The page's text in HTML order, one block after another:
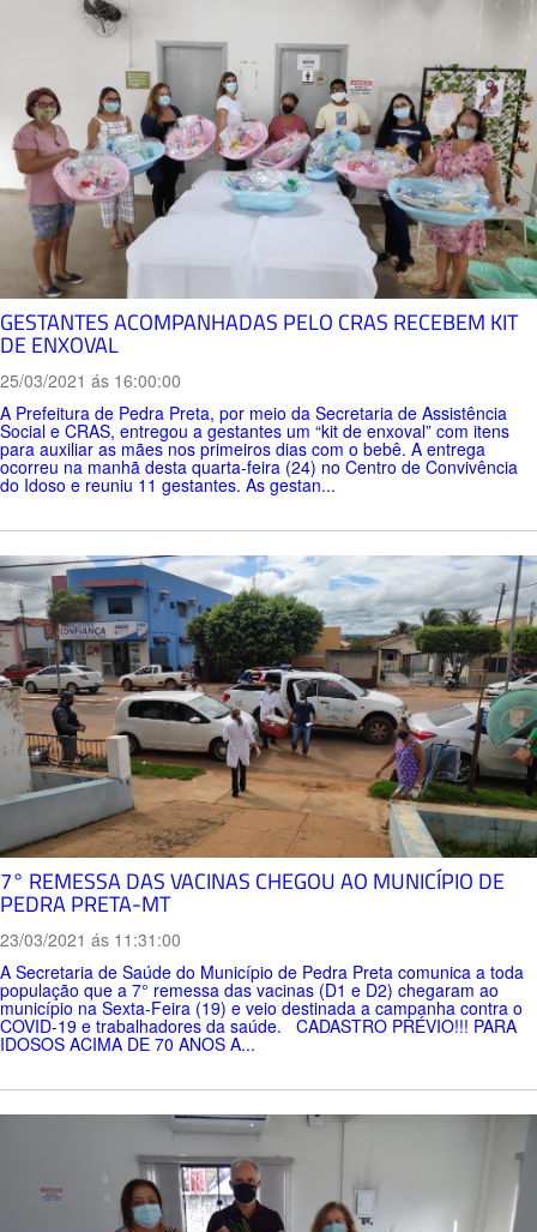
GESTANTES ACOMPANHADAS PELO CRAS RECEBEM KIT
DE ENXOVAL
25/03/2021 ás 16:00:00
A Prefeitura de Pedra Preta, por meio da Secretaria de Assistência
Social e CRAS, entregou a gestantes um “kit de enxoval” com itens
para auxiliar as mães nos primeiros dias com o bebê. A entrega
ocorreu na manhã desta quarta-feira (24) no Centro de Convivência
do Idoso e reuniu 11 gestantes. As gestan...
7° REMESSA DAS VACINAS CHEGOU AO MUNICÍPIO DE
PEDRA PRETA-MT
23/03/2021 ás 11:31:00
A Secretaria de Saúde do Município de Pedra Preta comunica a toda
população que a 7° remessa das vacinas (D1 e D2) chegaram ao
município na Sexta-Feira (19) e veio destinada a campanha contra o
COVID-19 e trabalhadores da saúde. CADASTRO PRÉVIO!!! PARA
IDOSOS ACIMA DE 70 ANOS A...